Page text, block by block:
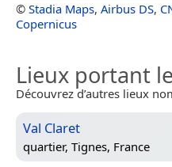
© Stadia Maps, Airbus DS,
Copernicus
Lieux portant
Découvrez d’autres lieux
Val Claret
quartier, Tignes, France